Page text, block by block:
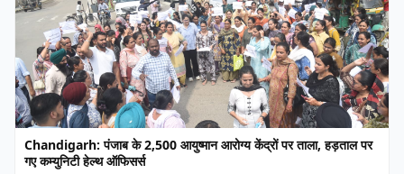
Chandigarh: पंजाब के 2,500 आयुष्मान आरोग्य केंद्रों पर ताला, हड़ताल पर
गए कम्युनिटी हेल्थ ऑफिसर्स